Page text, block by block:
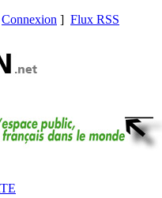
Connexion ] Flux RSS